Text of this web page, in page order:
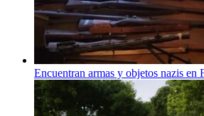
Encuentran armas y objetos nazis en